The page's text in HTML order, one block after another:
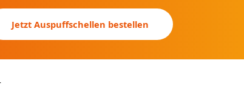
Jetzt Auspuffschellen bestellen